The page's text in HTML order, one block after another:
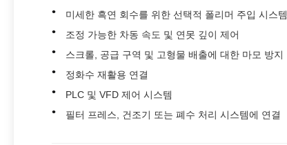
미세한 흑연 회수를 위한 선택적 폴리머 주입 시스템
조정 가능한 차동 속도 및 연못 깊이 제어
스크롤, 공급 구역 및 고형물 배출에 대한 마모 방지
정화수 재활용 연결
PLC 및 VFD 제어 시스템
필터 프레스, 건조기 또는 폐수 처리 시스템에 연결